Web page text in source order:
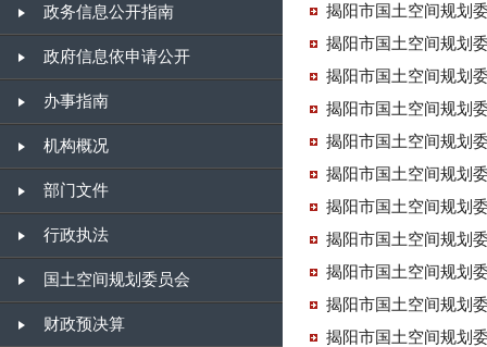
政务信息公开指南
政府信息依申请公开
办事指南
机构概况
部门文件
行政执法
国土空间规划委员会
财政预决算
揭阳市国土空间规划
揭阳市国土空间规划
揭阳市国土空间规划
揭阳市国土空间规划
揭阳市国土空间规划
揭阳市国土空间规划
揭阳市国土空间规划
揭阳市国土空间规划
揭阳市国土空间规划
揭阳市国土空间规划
揭阳市国土空间规划